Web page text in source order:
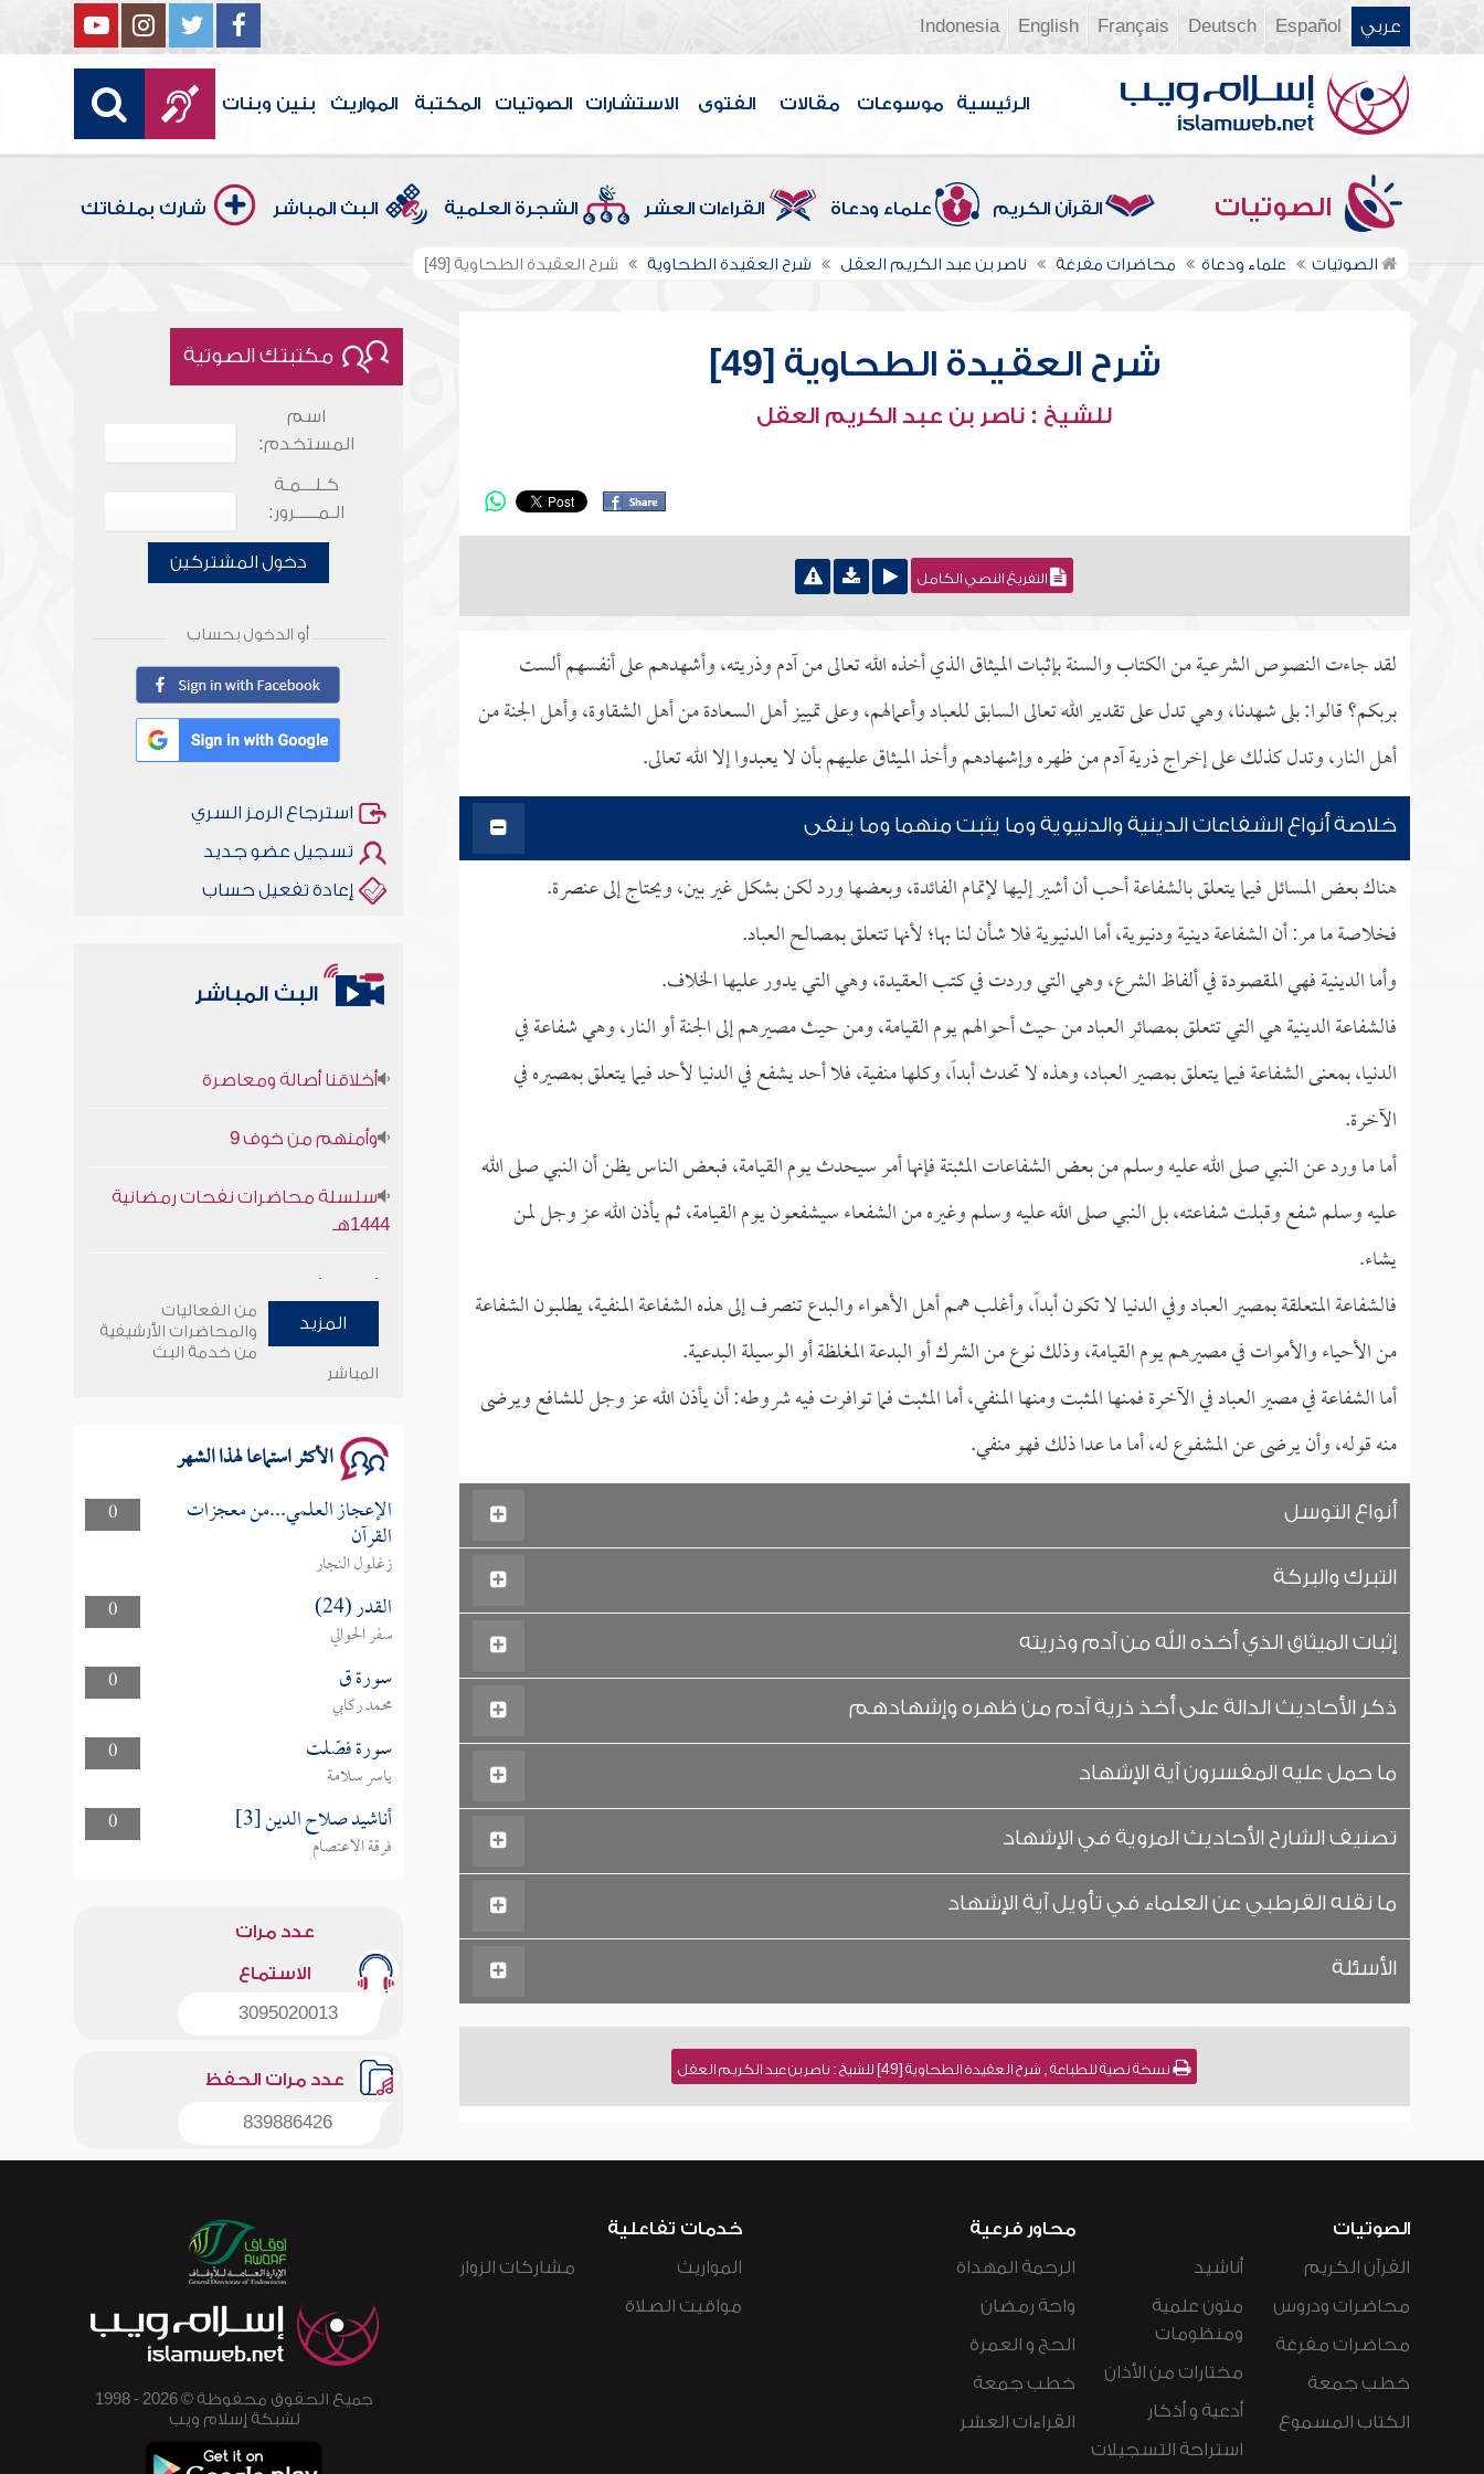
عربي Español
Deutsch
Français
English
Indonesia
الرئيسية موسوعات مقالات الفتوى الاستشارات الصوتيات المكتبة المواريث بنين وبنات
الصوتيات القرآن الكريم علماء ودعاة القراءات العشر الشجرة العلمية البث المباشر شارك بملفاتك
الصوتيات علماء ودعاة محاضرات مفرغة ناصر بن عبد الكريم العقل شرح العقيدة الطحاوية شرح العقيدة الطحاوية [49]
شرح العقيدة الطحاوية [49]
للشيخ : ناصر بن عبد الكريم العقل
التفريغ النصي الكامل
لقد جاءت النصوص الشرعية من الكتاب والسنة بإثبات الميثاق الذي أخذه الله تعالى من آدم وذريته، وأشهدهم على أنفسهم ألست
بربكم؟ قالوا: بلى شهدنا، وهي تدل على تقدير الله تعالى السابق للعباد وأعمالهم، وعلى تمييز أهل السعادة من أهل الشقاوة، وأهل الجنة من
أهل النار، وتدل كذلك على إخراج ذرية آدم من ظهره وإشهادهم وأخذ الميثاق عليهم بأن لا يعبدوا إلا الله تعالى.
خلاصة أنواع الشفاعات الدينية والدنيوية وما يثبت منهما وما ينفى
هناك بعض المسائل فيما يتعلق بالشفاعة أحب أن أشير إليها لإتمام الفائدة، وبعضها ورد لكن بشكل غير بين، ويحتاج إلى عنصرة.
فخلاصة ما مر: أن الشفاعة دينية ودنيوية، أما الدنيوية فلا شأن لنا بها؛ لأنها تتعلق بمصالح العباد.
وأما الدينية فهي المقصودة في ألفاظ الشرع، وهي التي وردت في كتب العقيدة، وهي التي يدور عليها الخلاف.
فالشفاعة الدينية هي التي تتعلق بمصائر العباد من حيث أحوالهم يوم القيامة، ومن حيث مصيرهم إلى الجنة أو النار، وهي شفاعة في
الدنيا، بمعنى الشفاعة فيما يتعلق بمصير العباد، وهذه لا تحدث أبداً، وكلها منفية، فلا أحد يشفع في الدنيا لأحد فيما يتعلق بمصيره في
الآخرة.
أما ما ورد عن النبي صلى الله عليه وسلم من بعض الشفاعات المثبتة فإنها أمر سيحدث يوم القيامة، فبعض الناس يظن أن النبي صلى الله
عليه وسلم شفع وقبلت شفاعته، بل النبي صلى الله عليه وسلم وغيره من الشفعاء سيشفعون يوم القيامة، ثم يأذن الله عز وجل لمن
يشاء.
فالشفاعة المتعلقة بمصير العباد وفي الدنيا لا تكون أبداً، وأغلب همم أهل الأهواء والبدع تنصرف إلى هذه الشفاعة المنفية، يطلبون الشفاعة
من الأحياء والأموات في مصيرهم يوم القيامة، وذلك نوع من الشرك أو البدعة المغلظة أو الوسيلة البدعية.
أما الشفاعة في مصير العباد في الآخرة فمنها المثبت ومنها المنفي، أما المثبت فما توافرت فيه شروطه: أن يأذن الله عز وجل للشافع ويرضى
منه قوله، وأن يرضى عن المشفوع له، أما ما عدا ذلك فهو منفي.
أنواع التوسل
التبرك والبركة
إثبات الميثاق الذي أخذه الله من آدم وذريته
ذكر الأحاديث الدالة على أخذ ذرية آدم من ظهره وإشهادهم
ما حمل عليه المفسرون آية الإشهاد
تصنيف الشارح الأحاديث المروية في الإشهاد
ما نقله القرطبي عن العلماء في تأويل آية الإشهاد
الأسئلة
نسخة نصية للطباعة , شرح العقيدة الطحاوية [49] للشيخ : ناصر بن عبد الكريم العقل
مكتبتك الصوتية
اسم
المستخدم:
كـلـــمـة
الـمـــــرور:
دخول المشتركين
أو الدخول بحساب
استرجاع الرمز السري
تسجيل عضو جديد
إعادة تفعيل حساب
البث المباشر
1444هـ
وأمنهم من خوف 9
سلسلة محاضرات نفحات رمضانية
المزيد
من الفعاليات
والمحاضرات الأرشيفية
من خدمة البث
المباشر
الأكثر استماعا لهذا الشهر
0 الإعجاز العلمي...من معجزات
القرآن
زغلول النجار
0
القدر (24)
سفر الحوالي
0
سورة ق
محمد ركابي
0
سورة فصّلت
ياسر سلامة
0
أناشيد صلاح الدين [3]
فرقة الاعتصام
عدد مرات
الاستماع
3095020013
عدد مرات الحفظ
839886426
الصوتيات
القرآن الكريم
محاضرات ودروس
محاضرات مفرغة
خطب جمعة
الكتاب المسموع
أناشيد
متون علمية
ومنظومات
مختارات من الأذان
أدعية و أذكار
استراحة التسجيلات
محاور فرعية
الرحمة المهداة
واحة رمضان
الحج و العمرة
خطب جمعة
القراءات العشر
خدمات تفاعلية
المواريث
مواقيت الصلاة
مشاركات الزوار
جميع الحقوق محفوظة © 2026 - 1998
لشبكة إسلام ويب